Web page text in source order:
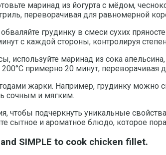
маринад из йогурта с мёдом,
переворачивая для равномерной
грудинку в смеси сухих
с каждой стороны, контролируя
используйте маринад из сока
примерно 20 минут, переворачивая
жарки. Например, грудинку можно
сочным и мягким.
чтобы подчеркнуть уникальные
сытное и ароматное блюдо, которое
SIMPLE to cook chicken fillet.